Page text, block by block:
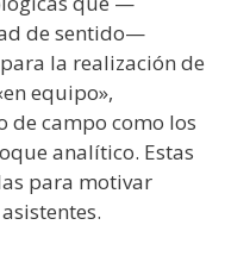
de sentido—
la realización de
equipo»,
de campo como los
analítico. Estas
para motivar